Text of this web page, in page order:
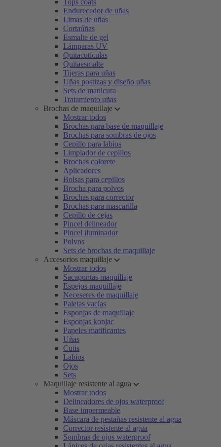
Tops coats
Endurecedor de uñas
Limas de uñas
Cortaúñas
Esmalte de gel
Lámparas UV
Quitacutículas
Quitaesmalte
Tijeras para uñas
Uñas postizas y diseño uñas
Sets de manicura
Tratamiento uñas
Brochas de maquillaje
Mostrar todos
Brochas para base de maquillaje
Brochas para sombras de ojos
Cepillo para labios
Limpiador de cepillos
Brochas colorete
Aplicadores
Bolsas para cepillos
Brocha para polvos
Brochas para corrector
Brochas para mascarilla
Cepillo de cejas
Pincel delineador
Pincel iluminador
Polvos
Sets de brochas de maquillaje
Accesorios maquillaje
Mostrar todos
Sacapuntas maquillaje
Espejos maquillaje
Neceseres de maquillaje
Paletas vacías
Esponjas de maquillaje
Esponjas konjac
Papeles matificantes
Uñas
Cutis
Labios
Ojos
Sets
Maquillaje resistente al agua
Mostrar todos
Delineadores de ojos waterproof
Base impermeable
Máscara de pestañas resistente al agua
Corrector resistente al agua
Sombras de ojos waterproof